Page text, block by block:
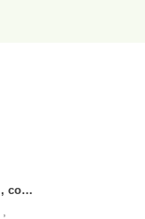
Colis reçu rapidement , commande conforme Parfait